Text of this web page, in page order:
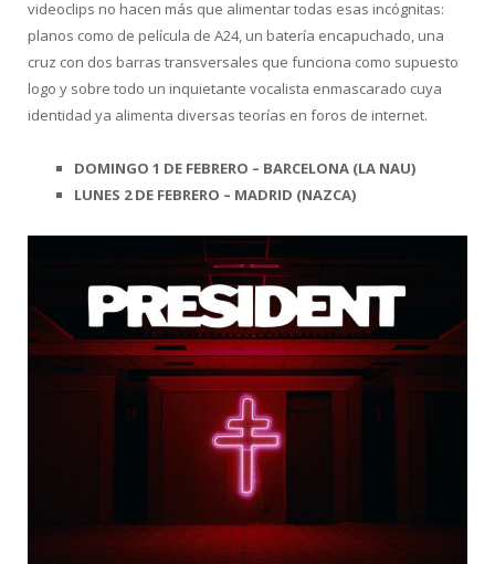
videoclips no hacen más que alimentar todas esas incógnitas:
planos como de película de A24, un batería encapuchado, una
cruz con dos barras transversales que funciona como supuesto
logo y sobre todo un inquietante vocalista enmascarado cuya
identidad ya alimenta diversas teorías en foros de internet.
DOMINGO 1 DE FEBRERO – BARCELONA (LA NAU)
LUNES 2 DE FEBRERO – MADRID (NAZCA)